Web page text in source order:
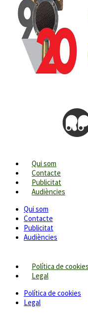
Qui som
Contacte
Publicitat
Audiències
Qui som
Contacte
Publicitat
Audiències
Política de cookies
Legal
Política de cookies
Legal